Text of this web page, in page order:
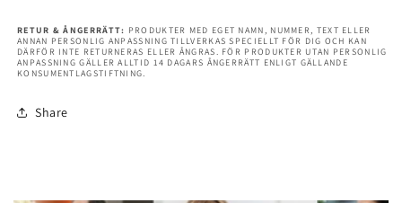
RETUR & ÅNGERRÄTT: PRODUKTER MED EGET NAMN, NUMMER, TEXT ELLER
ANNAN PERSONLIG ANPASSNING TILLVERKAS SPECIELLT FÖR DIG OCH KAN
DÄRFÖR INTE RETURNERAS ELLER ÅNGRAS. FÖR PRODUKTER UTAN PERSONLIG
ANPASSNING GÄLLER ALLTID 14 DAGARS ÅNGERRÄTT ENLIGT GÄLLANDE
KONSUMENTLAGSTIFTNING.
Share